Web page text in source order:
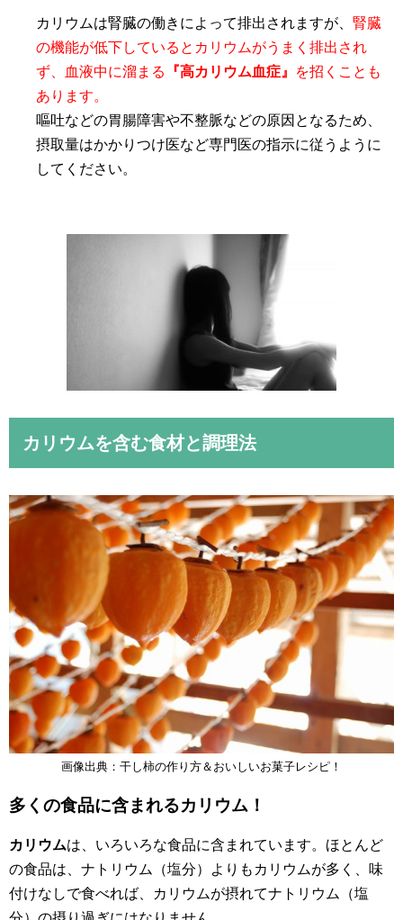
カリウムは腎臓の働きによって排出されますが、 腎臓
の機能が低下しているとカリウムがうまく排出され
ず、血液中に溜まる
『高カリウム血症』
を招くことも
あります。
嘔吐などの胃腸障害や不整脈などの原因となるため、
摂取量はかかりつけ医など専門医の指示に従うように
してください。
カリウムを含む食材と調理法
画像出典：干し柿の作り方＆おいしいお菓子レシピ！
多くの食品に含まれるカリウム！
カリウムは、いろいろな食品に含まれています。ほとんど
の食品は、ナトリウム（塩分）よりもカリウムが多く、味
付けなしで食べれば、カリウムが摂れてナトリウム（塩